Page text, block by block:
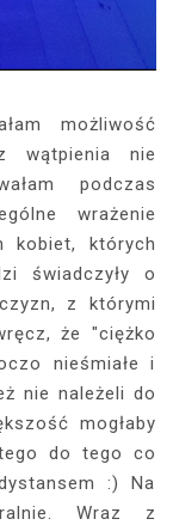
możliwość
wątpienia nie
podczas
wrażenie
kobiet, których
świadczyły o
z którymi
że "ciężko
nieśmiałe i
nie należeli do
mogłaby
do tego co
:) Na
Wraz z